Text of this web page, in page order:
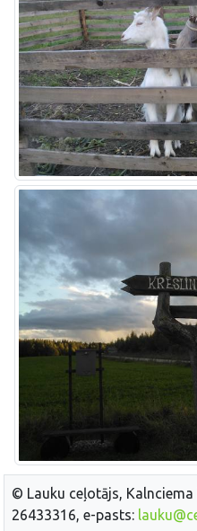
© Lauku ceļotājs, Kalnciema
26433316, e-pasts: